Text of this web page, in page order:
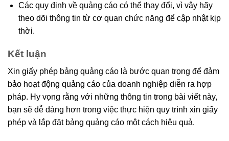
Các quy định về quảng cáo có thể thay đổi, vì vậy hãy
theo dõi thông tin từ cơ quan chức năng để cập nhật kịp
thời.
Kết luận
Xin giấy phép bảng quảng cáo là bước quan trọng để đảm
bảo hoạt động quảng cáo của doanh nghiệp diễn ra hợp
pháp. Hy vọng rằng với những thông tin trong bài viết này,
bạn sẽ dễ dàng hơn trong việc thực hiện quy trình xin giấy
phép và lắp đặt bảng quảng cáo một cách hiệu quả.